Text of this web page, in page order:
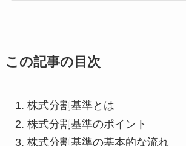
この記事の目次
株式分割基準とは
株式分割基準のポイント
株式分割基準の基本的な流れ